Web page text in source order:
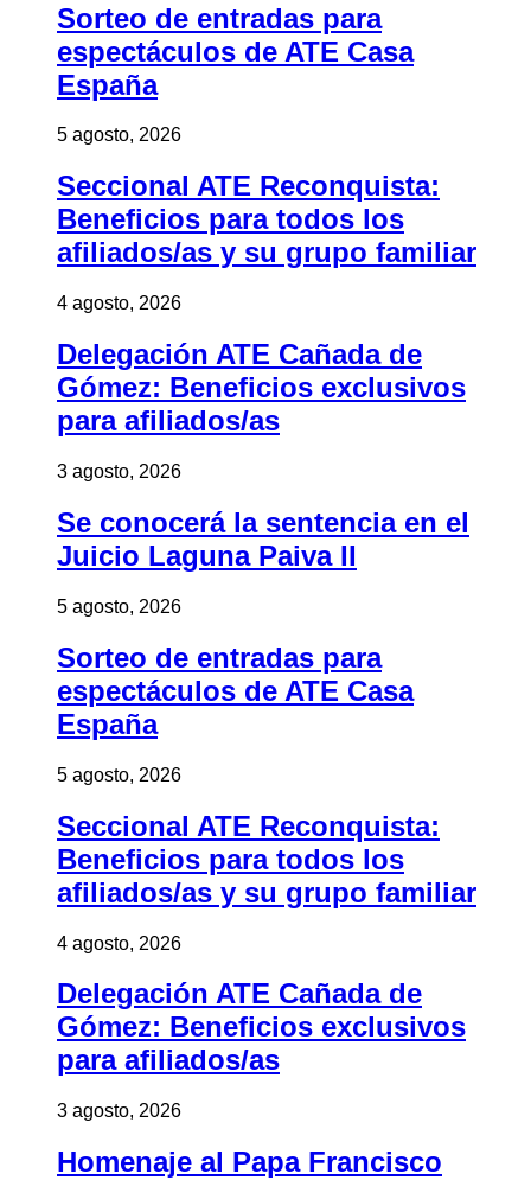
Sorteo de entradas para
espectáculos de ATE Casa
España
5 agosto, 2026
Seccional ATE Reconquista:
Beneficios para todos los
afiliados/as y su grupo familiar
4 agosto, 2026
Delegación ATE Cañada de
Gómez: Beneficios exclusivos
para afiliados/as
3 agosto, 2026
Se conocerá la sentencia en el
Juicio Laguna Paiva II
5 agosto, 2026
Sorteo de entradas para
espectáculos de ATE Casa
España
5 agosto, 2026
Seccional ATE Reconquista:
Beneficios para todos los
afiliados/as y su grupo familiar
4 agosto, 2026
Delegación ATE Cañada de
Gómez: Beneficios exclusivos
para afiliados/as
3 agosto, 2026
Homenaje al Papa Francisco